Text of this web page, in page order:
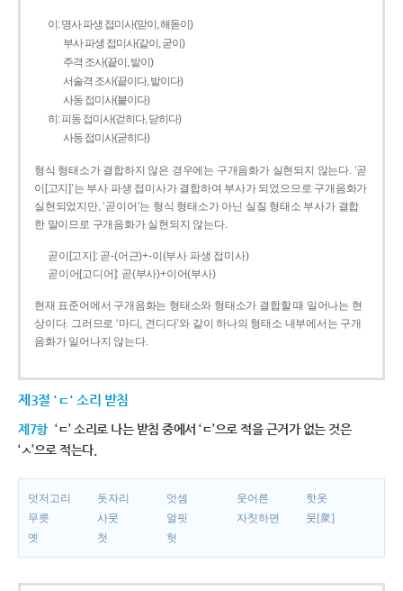
이: 명사 파생 접미사(맏이, 해돋이)
부사 파생 접미사(같이, 굳이)
주격 조사(끝이, 밭이)
서술격 조사(끝이다, 밭이다)
사동 접미사(붙이다)
히: 피동 접미사(걷히다, 닫히다)
사동 접미사(굳히다)
형식 형태소가 결합하지 않은 경우에는 구개음화가 실현되지 않는다. ‘곧
이[고지]’는 부사 파생 접미사가 결합하여 부사가 되었으므로 구개음화가
실현되었지만, ‘곧이어’는 형식 형태소가 아닌 실질 형태소 부사가 결합
한 말이므로 구개음화가 실현되지 않는다.
곧이[고지]: 곧-­(어근)+­-이(부사 파생 접미사)
곧이어[고디어]: 곧(부사)+이어(부사)
현재 표준어에서 구개음화는 형태소와 형태소가 결합할 때 일어나는 현
상이다. 그러므로 ‘마디, 견디다’와 같이 하나의 형태소 내부에서는 구개
음화가 일어나지 않는다.
제3절 'ㄷ' 소리 받침
제7항 ‘ㄷ’ 소리로 나는 받침 중에서 ‘ㄷ’으로 적을 근거가 없는 것은
‘ㅅ’으로 적는다.
덧저고리 돗자리 엇셈 웃어른
핫옷
무릇
사뭇 얼핏 자칫하면
뭇[衆]
옛
첫 헛